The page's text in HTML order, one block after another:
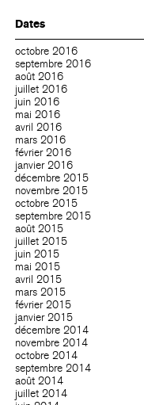
Dates
octobre 2016
septembre 2016
août 2016
juillet 2016
juin 2016
mai 2016
avril 2016
mars 2016
février 2016
janvier 2016
décembre 2015
novembre 2015
octobre 2015
septembre 2015
août 2015
juillet 2015
juin 2015
mai 2015
avril 2015
mars 2015
février 2015
janvier 2015
décembre 2014
novembre 2014
octobre 2014
septembre 2014
août 2014
juillet 2014